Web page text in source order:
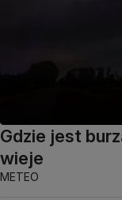
Gdzie jest
wieje
METEO